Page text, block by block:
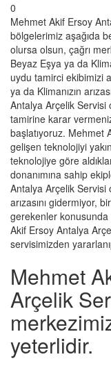
0
Mehmet Akif Ersoy
bölgelerimiz aşağıda
olursa olsun, çağrı
Beyaz Eşya ya da
uydu tamirci ekibimizi
ya da Klimanızın
Antalya Arçelik
tamirine karar
başlatıyoruz. Mehmet
gelişen teknolojiyi
teknolojiye göre
donanımına sahip
Antalya Arçelik Servisi
arızasını gidermiyor,
gerekenler konusunda
Akif Ersoy Antalya
servisimizden
Mehmet
Arçelik
yeterlidir.